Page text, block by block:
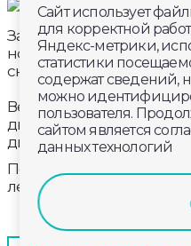
Завтра, 12 апреля
ночью и днем
снега. На дорогах
Ветер юго-западный,
днём 7 – 12 м/с.
днём 0…+5 °С.
По народным приметам,
лето будет грибное.
Сайт использует
для корректной
Яндекс-метрики,
статистики
содержат сведений,
можно
пользователя.
сайтом является
данных технологий